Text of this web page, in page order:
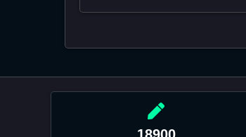
18900